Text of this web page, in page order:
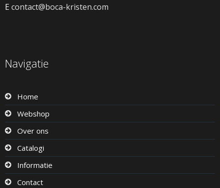
Econtact@boca-kristen.com
Navigatie
Home
Webshop
Over ons
Catalogi
Informatie
Contact